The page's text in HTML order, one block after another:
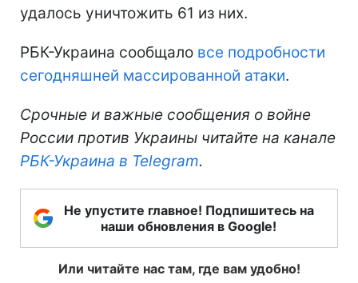
удалось уничтожить 61 из них.
РБК-Украина сообщало все подробности
сегодняшней массированной атаки.
Срочные и важные сообщения о войне
России против Украины читайте на канале
РБК-Украина в Telegram.
Не упустите главное! Подпишитесь на
наши обновления в Google!
Или читайте нас там, где вам удобно!